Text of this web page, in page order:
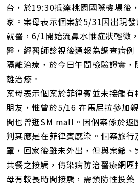
台，於19:30抵達桃園國際機場後
家。案母表示個案於5/31因出現
就醫，6/1開始流鼻水惟症狀輕微
醫，經醫師診視後通報為調查病
隔離治療，於今日午間檢驗證實
離治療。
案母表示個案於菲律賓並未接觸
朋友，惟曾於5/16 在馬尼拉參加
間也曾逛SM mall。因個案係於返
判其應是在菲律賓感染。個案旅行
罩，回家後雖未外出，但與案爺
共餐之接觸，傳染病防治醫療網
母有較長時間接觸，需預防性投